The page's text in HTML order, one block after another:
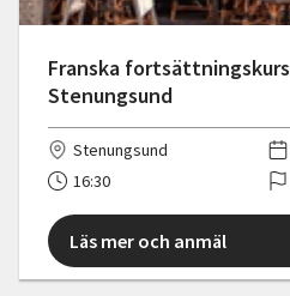
Franska fortsättningskurs
Stenungsund
Stenungsund
16:30
Läs mer och anmäl